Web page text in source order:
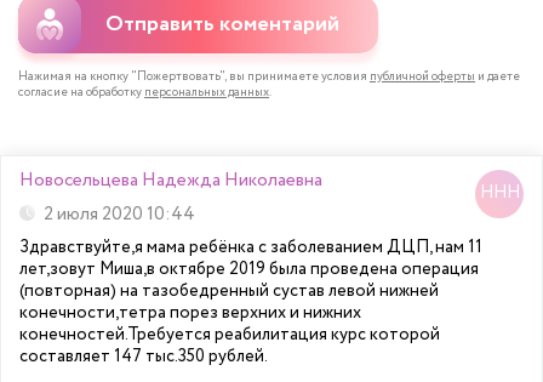
Отправить коментарий
Нажимая на кнопку "Пожертвовать", вы принимаете условия публичной оферты и даете
согласие на обработку персональных данных.
Новосельцева Надежда Николаевна
2 июля 2020 10:44
Здравствуйте,я мама ребёнка с заболеванием ДЦП, нам 11
лет,зовут Миша,в октябре 2019 была проведена операция
(повторная) на тазобедренный сустав левой нижней
конечности,тетра порез верхних и нижних
конечностей.Требуется реабилитация курс которой
составляет 147 тыс.350 рублей.